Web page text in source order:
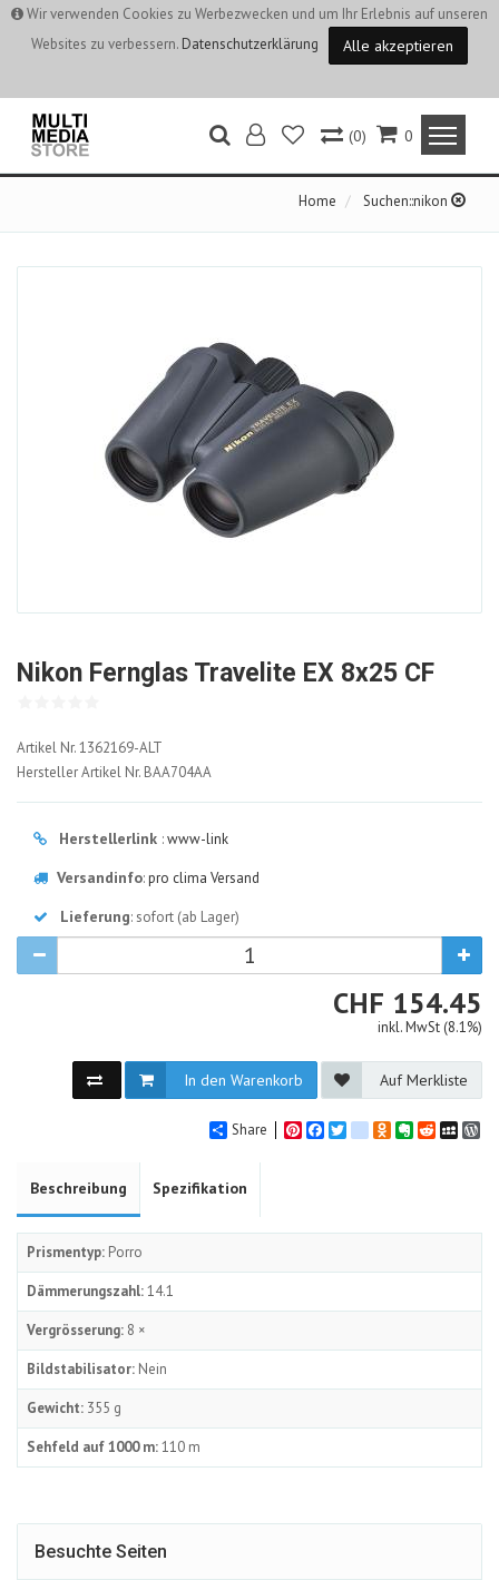
Wir verwenden Cookies zu Werbezwecken und um Ihr Erlebnis auf unseren
Websites zu verbessern. Datenschutzerklärung Alle akzeptieren
0
(0)
Home Suchen::nikon
Nikon Fernglas Travelite EX 8x25 CF
1362169-
ALT
Artikel Nr.1362169-ALT
Hersteller Artikel Nr. BAA704AA
Herstellerlink :www-link
Versandinfo:pro clima Versand
Lieferung: sofort (ab Lager)
CHF CHF
154.45
inkl. MwSt (8.1%)
In den Warenkorb Auf Merkliste
Share PinterestFacebook
Twittergoogle_bookmarks
Odnoklassniki
Evernote
Reddit
Beschreibung Spezifikation
Prismentyp: Porro
Dämmerungszahl:14.1
Vergrösserung: 8 ×
Bildstabilisator: Nein
Gewicht: 355 g
Sehfeld auf 1000 m:110 m
Besuchte Seiten